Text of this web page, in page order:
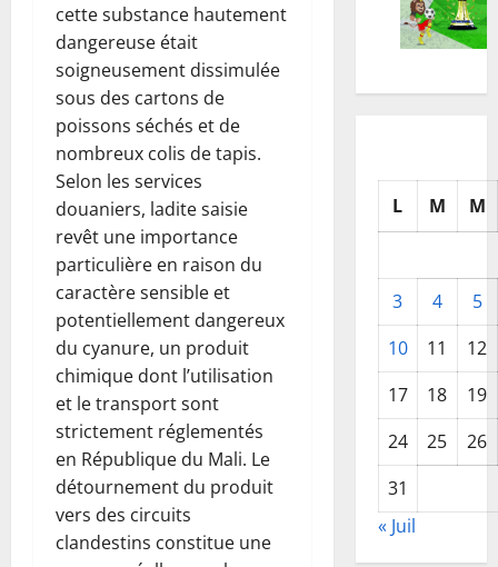
cette substance hautement
dangereuse était
soigneusement dissimulée
sous des cartons de
poissons séchés et de
nombreux colis de tapis.
Selon les services
douaniers, ladite saisie
revêt une importance
particulière en raison du
caractère sensible et
potentiellement dangereux
du cyanure, un produit
chimique dont l’utilisation
et le transport sont
strictement réglementés
en République du Mali. Le
détournement du produit
vers des circuits
clandestins constitue une
L M M
3 4
5
10
11
12
17
18
19
24
25
26
31
« Juil